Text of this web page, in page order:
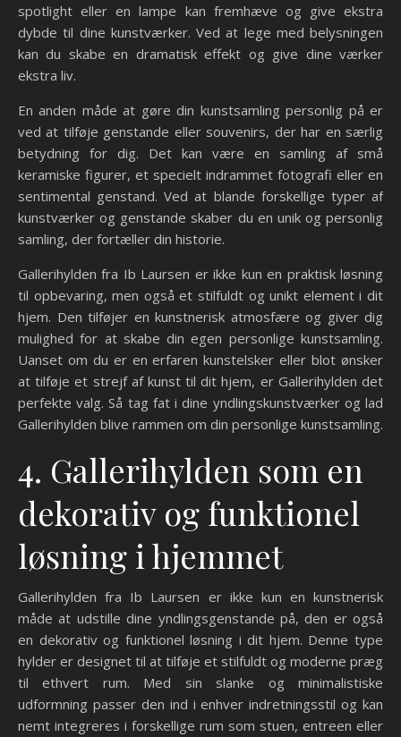
spotlight eller en lampe kan fremhæve og give ekstra
dybde til dine kunstværker. Ved at lege med belysningen
kan du skabe en dramatisk effekt og give dine værker
ekstra liv.
En anden måde at gøre din kunstsamling personlig på er
ved at tilføje genstande eller souvenirs, der har en særlig
betydning for dig. Det kan være en samling af små
keramiske figurer, et specielt indrammet fotografi eller en
sentimental genstand. Ved at blande forskellige typer af
kunstværker og genstande skaber du en unik og personlig
samling, der fortæller din historie.
Gallerihylden fra Ib Laursen er ikke kun en praktisk løsning
til opbevaring, men også et stilfuldt og unikt element i dit
hjem. Den tilføjer en kunstnerisk atmosfære og giver dig
mulighed for at skabe din egen personlige kunstsamling.
Uanset om du er en erfaren kunstelsker eller blot ønsker
at tilføje et strejf af kunst til dit hjem, er Gallerihylden det
perfekte valg. Så tag fat i dine yndlingskunstværker og lad
Gallerihylden blive rammen om din personlige kunstsamling.
4. Gallerihylden som en
dekorativ og funktionel
løsning i hjemmet
Gallerihylden fra Ib Laursen er ikke kun en kunstnerisk
måde at udstille dine yndlingsgenstande på, den er også
en dekorativ og funktionel løsning i dit hjem. Denne type
hylder er designet til at tilføje et stilfuldt og moderne præg
til ethvert rum. Med sin slanke og minimalistiske
udformning passer den ind i enhver indretningsstil og kan
nemt integreres i forskellige rum som stuen, entreen eller